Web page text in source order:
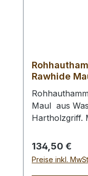
Rawhide
Maul aus
Hartholzgriff.
Ermüdung
Zum
Locheisen,
Regulärer
134,50 €
Preise inkl.